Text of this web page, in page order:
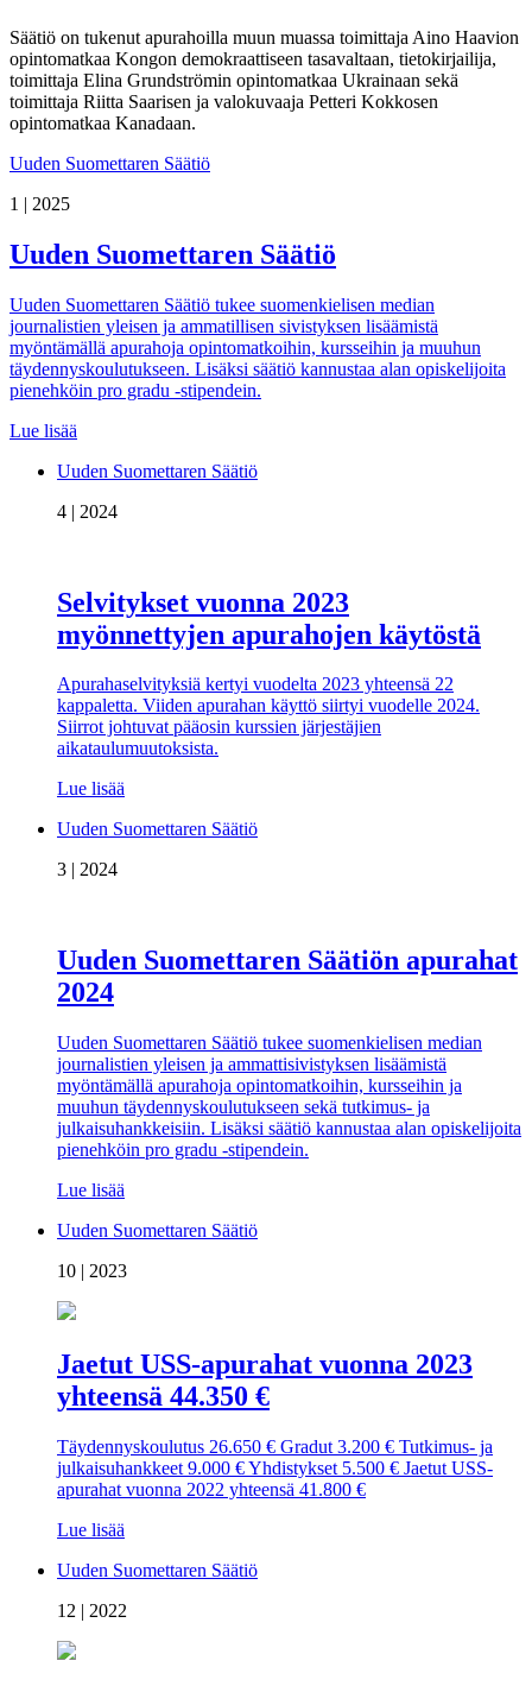
Säätiö on tukenut apurahoilla muun muassa toimittaja Aino Haavion
opintomatkaa Kongon demokraattiseen tasavaltaan, tietokirjailija,
toimittaja Elina Grundströmin opintomatkaa Ukrainaan sekä
toimittaja Riitta Saarisen ja valokuvaaja Petteri Kokkosen
opintomatkaa Kanadaan.
Uuden Suomettaren Säätiö
1 | 2025
Uuden Suomettaren Säätiö
Uuden Suomettaren Säätiö tukee suomenkielisen median
journalistien yleisen ja ammatillisen sivistyksen lisäämistä
myöntämällä apurahoja opintomatkoihin, kursseihin ja muuhun
täydennyskoulutukseen. Lisäksi säätiö kannustaa alan opiskelijoita
pienehköin pro gradu -stipendein.
Lue lisää
Uuden Suomettaren Säätiö
4 | 2024
Selvitykset vuonna 2023
myönnettyjen apurahojen käytöstä
Apurahaselvityksiä kertyi vuodelta 2023 yhteensä 22
kappaletta. Viiden apurahan käyttö siirtyi vuodelle 2024.
Siirrot johtuvat pääosin kurssien järjestäjien
aikataulumuutoksista.
Lue lisää
Uuden Suomettaren Säätiö
3 | 2024
Uuden Suomettaren Säätiön apurahat
2024
Uuden Suomettaren Säätiö tukee suomenkielisen median
journalistien yleisen ja ammattisivistyksen lisäämistä
myöntämällä apurahoja opintomatkoihin, kursseihin ja
muuhun täydennyskoulutukseen sekä tutkimus- ja
julkaisuhankkeisiin. Lisäksi säätiö kannustaa alan opiskelijoita
pienehköin pro gradu -stipendein.
Lue lisää
Uuden Suomettaren Säätiö
10 | 2023
Jaetut USS-apurahat vuonna 2023
yhteensä 44.350 €
Täydennyskoulutus 26.650 € Gradut 3.200 € Tutkimus- ja
julkaisuhankkeet 9.000 € Yhdistykset 5.500 € Jaetut USS-
apurahat vuonna 2022 yhteensä 41.800 €
Lue lisää
Uuden Suomettaren Säätiö
12 | 2022